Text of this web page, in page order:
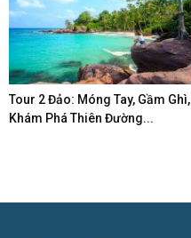
Tour 2 Đảo: Móng Tay, Gầm Ghì,
Khám Phá Thiên Đường...